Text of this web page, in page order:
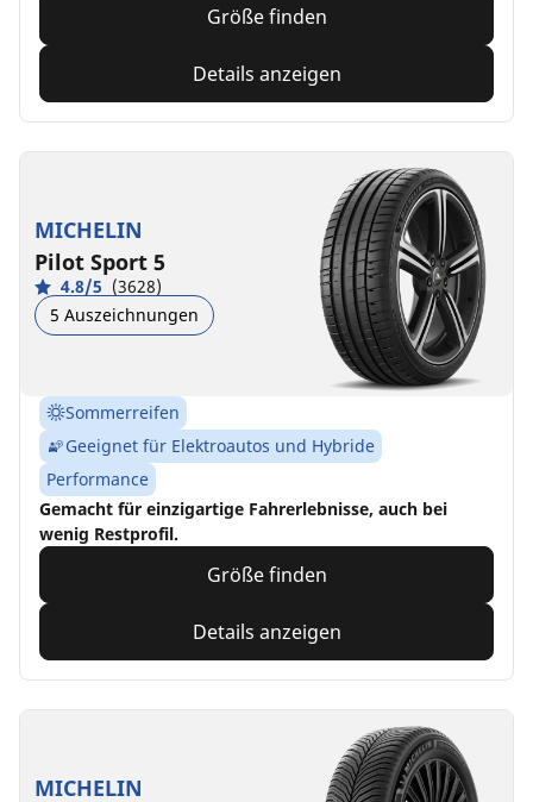
Größe finden
Details anzeigen
MICHELIN
Pilot Sport 5
4.8/5 (3628)
5 Auszeichnungen
Sommerreifen
Geeignet für Elektroautos und Hybride
Performance
Gemacht für einzigartige Fahrerlebnisse, auch bei
wenig Restprofil.
Größe finden
Details anzeigen
MICHELIN